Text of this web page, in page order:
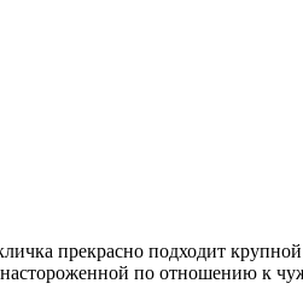
прекрасно подходит
по отношению к